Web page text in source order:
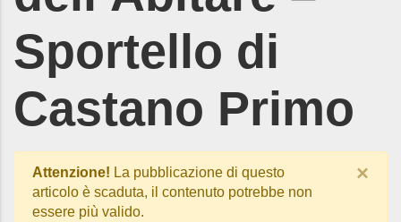
Sportello di
Castano Primo
Attenzione! La pubblicazione di questo
articolo è scaduta, il contenuto potrebbe non
essere più valido.
×